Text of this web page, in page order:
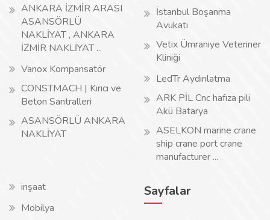
ANKARA İZMİR ARASI
ASANSÖRLÜ
NAKLİYAT , ANKARA
İZMİR NAKLİYAT ...
Vanox Kompansatör
CONSTMACH | Kırıcı ve
Beton Santralleri
ASANSÖRLÜ ANKARA
NAKLİYAT
İstanbul Boşanma
Avukatı
Vetix Ümraniye Veteriner
Kliniği
LedTr Aydınlatma
ARK PİL Cnc hafıza pili
Akü Batarya
ASELKON marine crane
ship crane port crane
manufacturer ...
inşaat
Mobilya
Sayfalar